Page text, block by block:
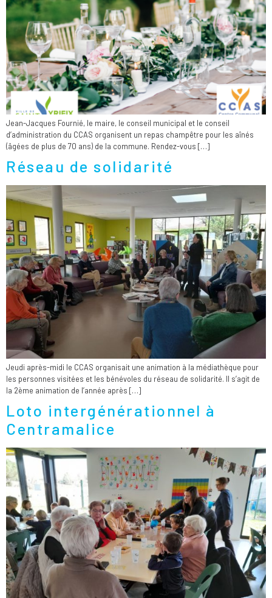
Jean-Jacques Fournié, le maire, le conseil municipal et le conseil
d’administration du CCAS organisent un repas champêtre pour les aînés
(âgées de plus de 70 ans) de la commune. Rendez-vous […]
Réseau de solidarité
Jeudi après-midi le CCAS organisait une animation à la médiathèque pour
les personnes visitées et les bénévoles du réseau de solidarité. Il s’agit de
la 2ème animation de l’année après […]
Loto intergénérationnel à
Centramalice